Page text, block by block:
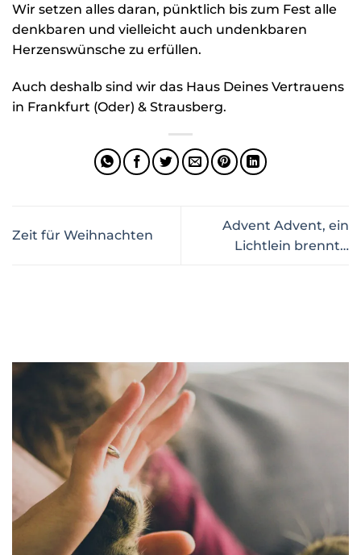
Wir setzen alles daran, pünktlich bis zum Fest alle
denkbaren und vielleicht auch undenkbaren
Herzenswünsche zu erfüllen.
Auch deshalb sind wir das Haus Deines Vertrauens
in Frankfurt (Oder) & Strausberg.
Zeit für Weihnachten
Advent Advent, ein
Lichtlein brennt…